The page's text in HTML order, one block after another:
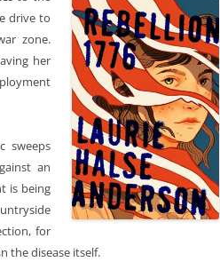
drive to
zone.
her
sweeps
an
is being
for
the disease itself.